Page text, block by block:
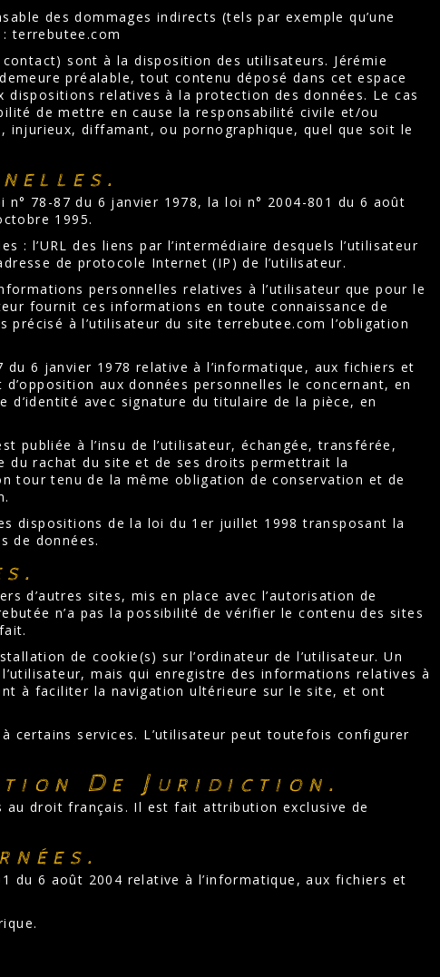
des dommages indirects (tels par exemple qu’une
terrebutee.com
sont à la disposition des utilisateurs. Jérémie
préalable, tout contenu déposé dans cet espace
relatives à la protection des données. Le cas
de mettre en cause la responsabilité civile et/ou
injurieux, diffamant, ou pornographique, quel que soit le
78-87 du 6 janvier 1978, la loi n° 2004-801 du 6 août
1995.
: l’URL des liens par l’intermédiaire desquels l’utilisateur
de protocole Internet (IP) de l’utilisateur.
personnelles relatives à l’utilisateur que pour le
fournit ces informations en toute connaissance de
à l’utilisateur du site terrebutee.com l’obligation
6 janvier 1978 relative à l’informatique, aux fichiers et
aux données personnelles le concernant, en
d’identité avec signature du titulaire de la pièce, en
publiée à l’insu de l’utilisateur, échangée, transférée,
du rachat du site et de ses droits permettrait la
tour tenu de la même obligation de conservation et de
dispositions de la loi du 1er juillet 1998 transposant la
de données.
d’autres sites, mis en place avec l’autorisation de
n’a pas la possibilité de vérifier le contenu des sites
de cookie(s) sur l’ordinateur de l’utilisateur. Un
mais qui enregistre des informations relatives à
à faciliter la navigation ultérieure sur le site, et ont
certains services. L’utilisateur peut toutefois configurer
De Juridiction.
droit français. Il est fait attribution exclusive de
du 6 août 2004 relative à l’informatique, aux fichiers et